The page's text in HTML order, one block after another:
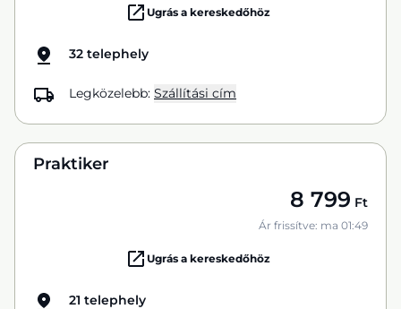
Ugrás a kereskedőhöz
32 telephely
Legközelebb: Szállítási cím
Praktiker
8 799 Ft
Ár frissítve: ma 01:49
Ugrás a kereskedőhöz
21 telephely